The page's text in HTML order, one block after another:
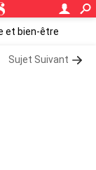
et bien-être
Sujet Suivant